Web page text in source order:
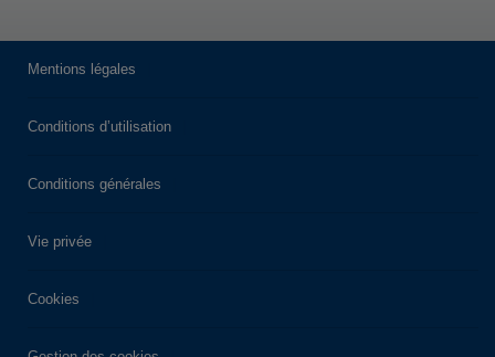
Mentions légales
Conditions d’utilisation
Conditions générales
Vie privée
Cookies